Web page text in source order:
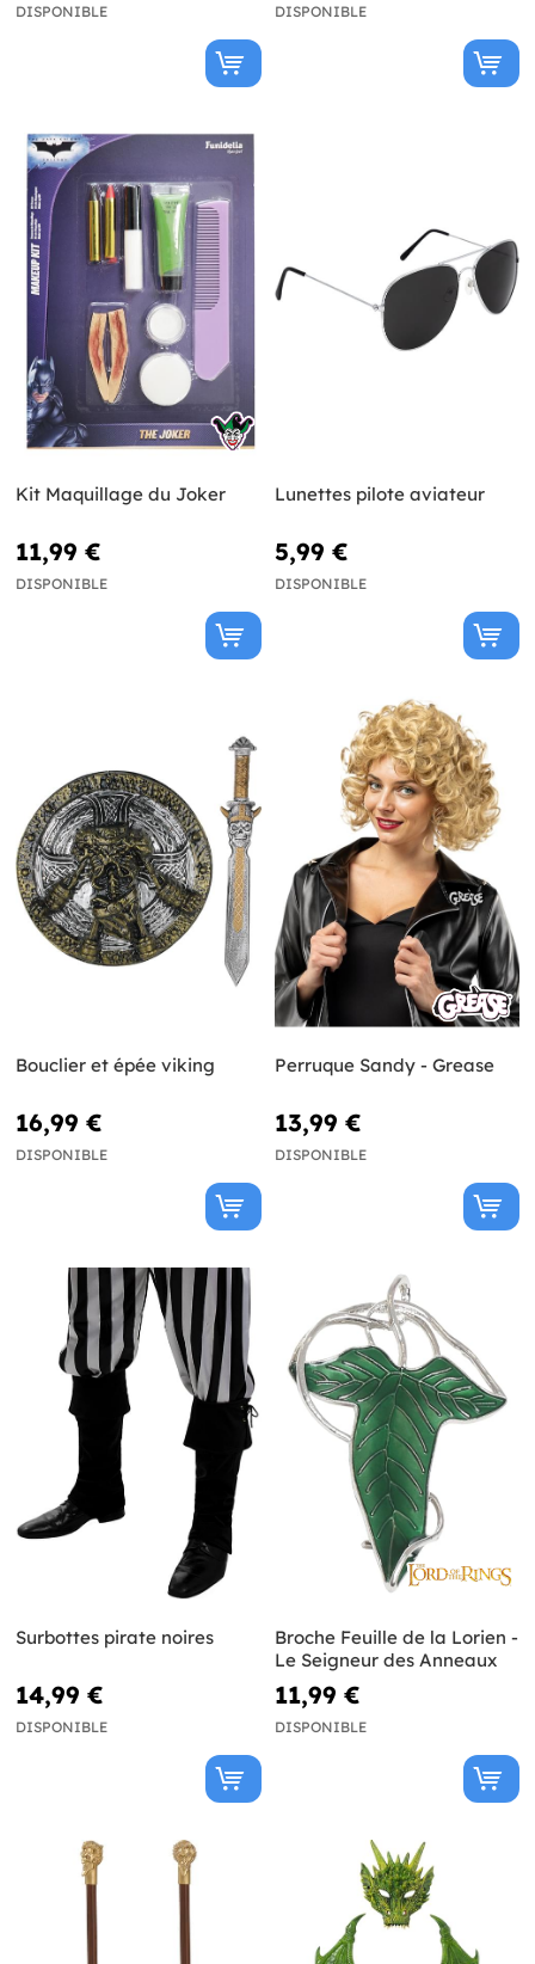
DISPONIBLE DISPONIBLE
Kit Maquillage du Joker
11,99 €
DISPONIBLE
Lunettes pilote aviateur
5,99 €
DISPONIBLE
Bouclier et épée viking
16,99 €
DISPONIBLE
Perruque Sandy - Grease
13,99 €
DISPONIBLE
Surbottes pirate noires
14,99 €
DISPONIBLE
Broche Feuille de la Lorien -
Le Seigneur des Anneaux
11,99 €
DISPONIBLE